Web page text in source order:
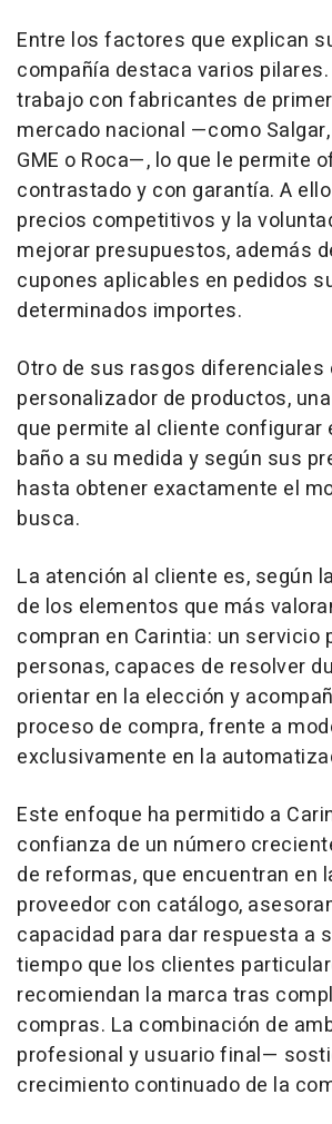
Entre los factores que explican
compañía destaca varios pilares.
trabajo con fabricantes de
mercado nacional —como
GME o Roca—, lo que le permite
contrastado y con garantía. A
precios competitivos y la
mejorar presupuestos, además
cupones aplicables en pedidos
determinados importes.
Otro de sus rasgos diferenciales
personalizador de productos,
que permite al cliente configurar
baño a su medida y según sus
hasta obtener exactamente el
busca.
La atención al cliente es, según
de los elementos que más
compran en Carintia: un servicio
personas, capaces de resolver
orientar en la elección y
proceso de compra, frente a
exclusivamente en la
Este enfoque ha permitido a
confianza de un número
de reformas, que encuentran en
proveedor con catálogo,
capacidad para dar respuesta a
tiempo que los clientes
recomiendan la marca tras
compras. La combinación de
profesional y usuario final—
crecimiento continuado de la